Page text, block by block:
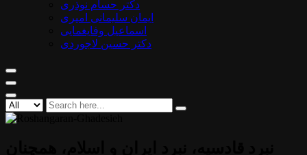
دکتر حسام نوذری
ایمان سلیمانی امیری
اسماعیل وفایغمایی
دکتر حسین لاجوردی